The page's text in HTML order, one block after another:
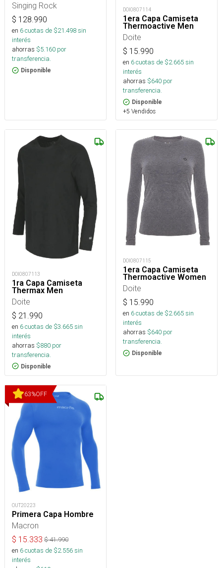
Singing Rock
$ 128.990
en 6cuotas de $21.498sin
interés
ahorras $5.160 por
transferencia.
Disponible
DOI0807114
1era Capa Camiseta
Thermoactive Men
Doite
$ 15.990
en 6cuotas de $2.665sin
interés
ahorras $640 por
transferencia.
Disponible
+5 Vendidos
DOI0807113
1ra Capa Camiseta
Thermax Men
Doite
$ 21.990
en 6cuotas de $3.665sin
interés
ahorras $880 por
transferencia.
Disponible
DOI0807115
1era Capa Camiseta
Thermoactive Women
Doite
$ 15.990
en 6cuotas de $2.665sin
interés
ahorras $640 por
transferencia.
Disponible
63%OFF
OUT20223
Primera Capa Hombre
Macron
$ 15.333 $41.990
en 6cuotas de $2.556sin
interés